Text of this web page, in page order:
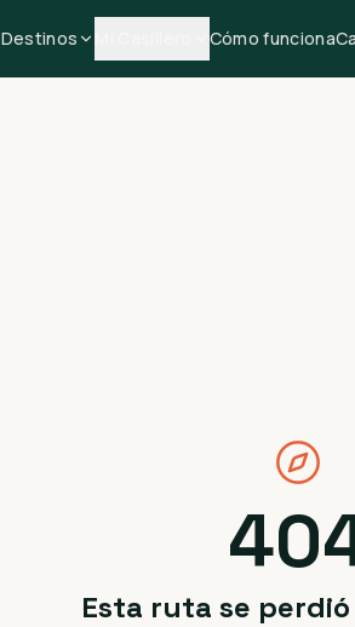
Destinos Cómo funciona
Esta ruta se